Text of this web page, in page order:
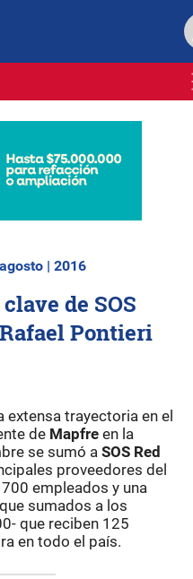
| 2016
de SOS
Pontieri
extensa trayectoria en el
de Mapfre en la
se sumó a SOS Red
proveedores del
empleados y una
sumados a los
que reciben 125
en todo el país.